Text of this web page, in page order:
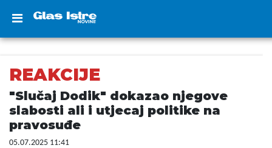
REAKCIJE
"Slučaj Dodik" dokazao njegove
slabosti ali i utjecaj politike na
pravosuđe
05.07.2025 11:41